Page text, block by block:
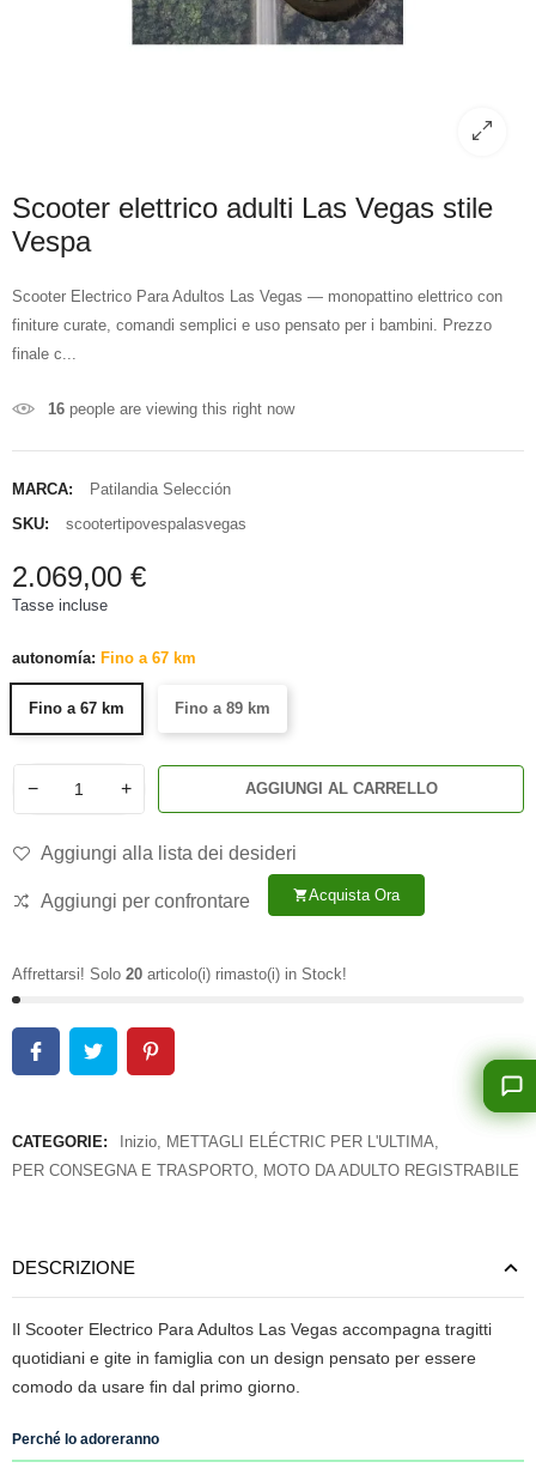
Scooter elettrico adulti Las Vegas stile
Vespa
Scooter Electrico Para Adultos Las Vegas — monopattino elettrico con
finiture curate, comandi semplici e uso pensato per i bambini. Prezzo
finale c...
16 people are viewing this right now
MARCA:
Patilandia Selección
SKU:
scootertipovespalasvegas
2.069,00 €
Tasse incluse
autonomía: Fino a 67 km
Fino a 67 km Fino a 89 km
− + AGGIUNGI AL CARRELLO
Aggiungi alla lista dei desideri
Aggiungi per confrontare shopping_cartAcquista Ora
Affrettarsi! Solo 20 articolo(i) rimasto(i) in Stock!
CATEGORIE: Inizio METTAGLI ELÉCTRIC PER L'ULTIMA
PER CONSEGNA E TRASPORTO
MOTO DA ADULTO REGISTRABILE
DESCRIZIONE
Il Scooter Electrico Para Adultos Las Vegas accompagna tragitti
quotidiani e gite in famiglia con un design pensato per essere
comodo da usare fin dal primo giorno.
Perché lo adoreranno